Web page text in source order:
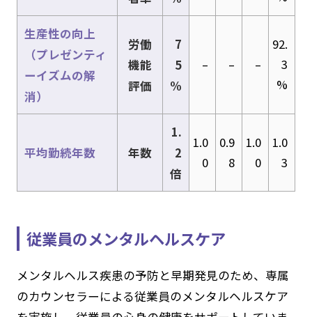
生産性の向上
（プレゼンティ
ーイズムの解
消）
労働
機能
評価
7
5
%
– – –
92.
3
%
平均勤続年数 年数
1.
2
倍
1.0
0
0.9
8
1.0
0
1.0
3
従業員のメンタルヘルスケア
メンタルヘルス疾患の予防と早期発見のため、専属
のカウンセラーによる従業員のメンタルヘルスケア